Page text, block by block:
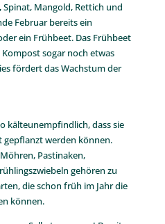
Mangold, Rettich und
Februar bereits ein
ein Frühbeet. Das Frühbeet
sogar noch etwas
fördert das Wachstum der
kälteunempfindlich, dass sie
gepflanzt werden können.
Pastinaken,
gehören zu
die schon früh im Jahr die
können.